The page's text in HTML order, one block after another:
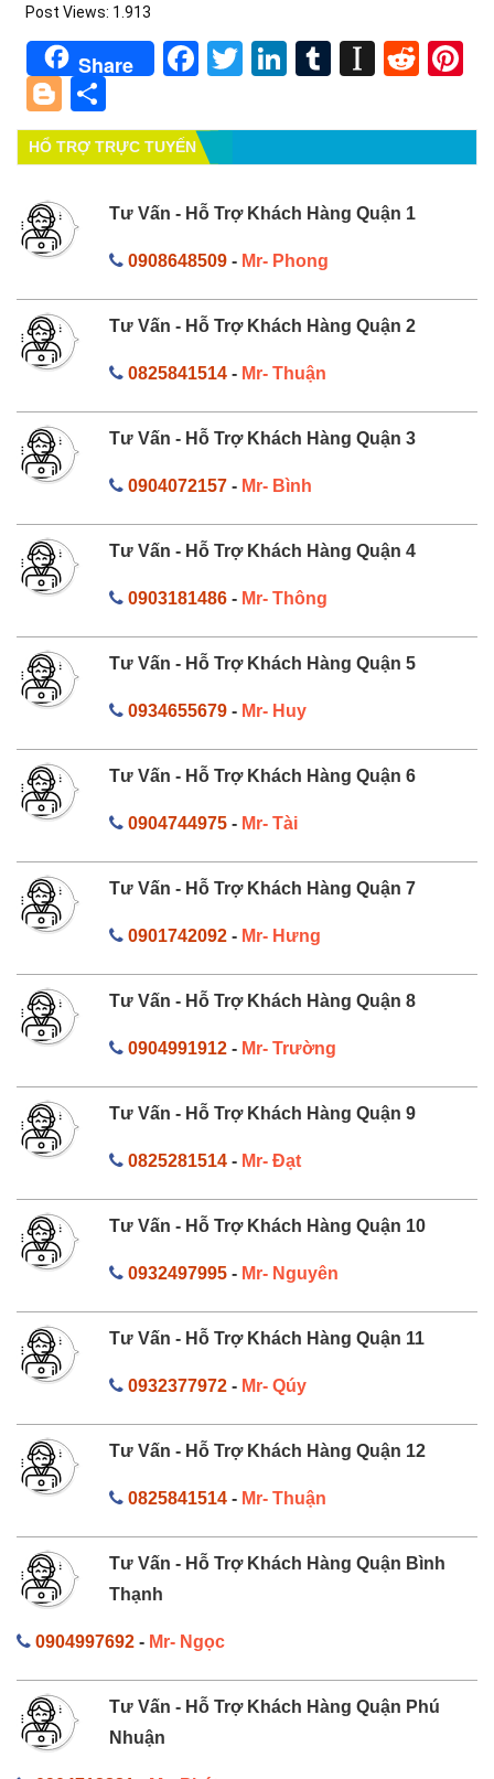
Post Views: 1.913
Share Facebook
TwitterLinkedIn
Tumblr
Blogger
HỔ TRỢ TRỰC TUYẾN
Tư Vấn - Hỗ Trợ Khách Hàng Quận 1
0908648509- Mr- Phong
Tư Vấn - Hỗ Trợ Khách Hàng Quận 2
0825841514- Mr- Thuận
Tư Vấn - Hỗ Trợ Khách Hàng Quận 3
0904072157- Mr- Bình
Tư Vấn - Hỗ Trợ Khách Hàng Quận 4
0903181486- Mr- Thông
Tư Vấn - Hỗ Trợ Khách Hàng Quận 5
0934655679- Mr- Huy
Tư Vấn - Hỗ Trợ Khách Hàng Quận 6
0904744975- Mr- Tài
Tư Vấn - Hỗ Trợ Khách Hàng Quận 7
0901742092- Mr- Hưng
Tư Vấn - Hỗ Trợ Khách Hàng Quận 8
0904991912- Mr- Trường
Tư Vấn - Hỗ Trợ Khách Hàng Quận 9
0825281514- Mr- Đạt
Tư Vấn - Hỗ Trợ Khách Hàng Quận 10
0932497995- Mr- Nguyên
Tư Vấn - Hỗ Trợ Khách Hàng Quận 11
0932377972- Mr- Qúy
Tư Vấn - Hỗ Trợ Khách Hàng Quận 12
0825841514- Mr- Thuận
Tư Vấn - Hỗ Trợ Khách Hàng Quận Bình
Thạnh
0904997692 - Mr- Ngọc
Tư Vấn - Hỗ Trợ Khách Hàng Quận Phú
Nhuận